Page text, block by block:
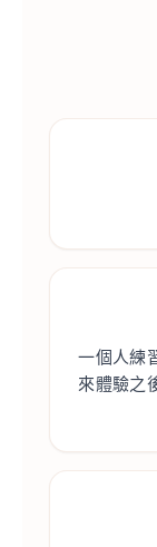
一個人練
來體驗之